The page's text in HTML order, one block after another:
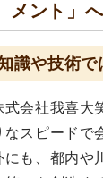
メント」へ
識や技術
式会社我喜大
なスピードで
にも、都内や